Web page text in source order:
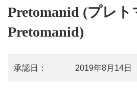
Pretomanid (プレト
Pretomanid)
承認日： 2019年8月14日